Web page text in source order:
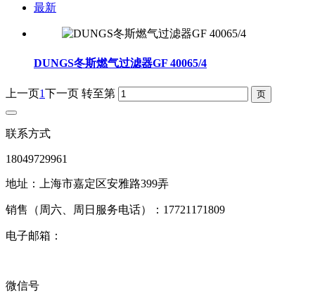
最新
DUNGS冬斯燃气过滤器GF 40065/4
上一页1下一页 转至第
联系方式
18049729961
地址：上海市嘉定区安雅路399弄
销售（周六、周日服务电话）：17721171809
电子邮箱：
微信号